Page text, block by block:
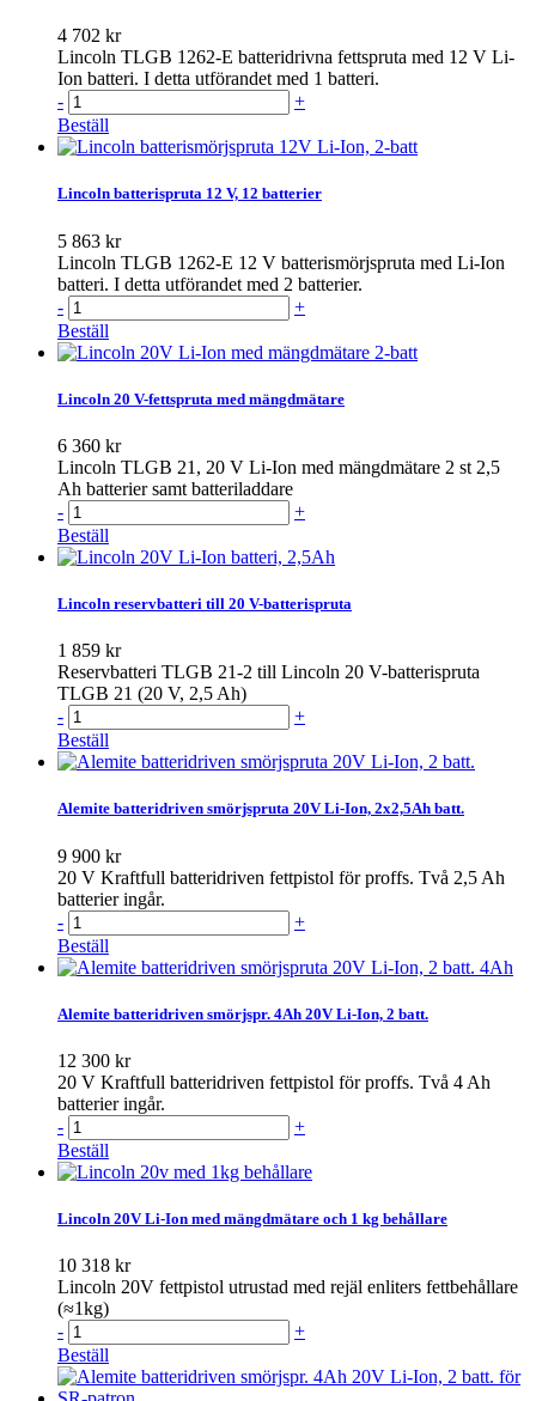
4 702 kr
Lincoln TLGB 1262-E batteridrivna fettspruta med 12 V Li-
Ion batteri. I detta utförandet med 1 batteri.
-
+
Beställ
Lincoln batterispruta 12 V, 12 batterier
5 863 kr
Lincoln TLGB 1262-E 12 V batterismörjspruta med Li-Ion
batteri. I detta utförandet med 2 batterier.
-
+
Beställ
Lincoln 20 V-fettspruta med mängdmätare
6 360 kr
Lincoln TLGB 21, 20 V Li-Ion med mängdmätare 2 st 2,5
Ah batterier samt batteriladdare
-
+
Beställ
Lincoln reservbatteri till 20 V-batterispruta
1 859 kr
Reservbatteri TLGB 21-2 till Lincoln 20 V-batterispruta
TLGB 21 (20 V, 2,5 Ah)
-
+
Beställ
Alemite batteridriven smörjspruta 20V Li-Ion, 2x2,5Ah batt.
9 900 kr
20 V Kraftfull batteridriven fettpistol för proffs. Två 2,5 Ah
batterier ingår.
-
+
Beställ
Alemite batteridriven smörjspr. 4Ah 20V Li-Ion, 2 batt.
12 300 kr
20 V Kraftfull batteridriven fettpistol för proffs. Två 4 Ah
batterier ingår.
-
+
Beställ
Lincoln 20V Li-Ion med mängdmätare och 1 kg behållare
10 318 kr
Lincoln 20V fettpistol utrustad med rejäl enliters fettbehållare
(≈1kg)
-
+
Beställ